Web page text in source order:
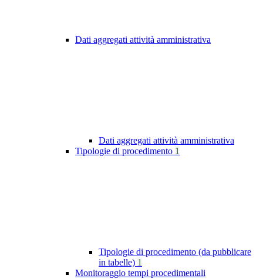
Dati aggregati attività amministrativa
Dati aggregati attività amministrativa
Tipologie di procedimento 1
Tipologie di procedimento (da pubblicare
in tabelle) 1
Monitoraggio tempi procedimentali